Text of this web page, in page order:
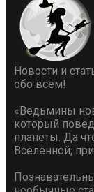
Новости и
обо всём!
«Ведьмины
который
планеты. Да
Вселенной,